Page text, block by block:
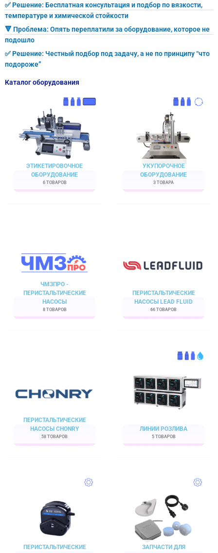
✅ Решение: Бесплатная консультация и подбор по вязкости,
температуре и химической стойкости
🔻 Проблема: Опять переплатили за оборудование, которое не
подошло
✅ Решение: Честный подбор под задачу, а не по принципу “что
подороже”
Каталог оборудования
ЭТИКЕТИРОВОЧНОЕ
ОБОРУДОВАНИЕ
6 ТОВАРОВ
УКУПОРОЧНОЕ
ОБОРУДОВАНИЕ
3 ТОВАРА
ЧМЗПРО -
ПЕРИСТАЛЬТИЧЕСКИЕ
НАСОСЫ
8 ТОВАРОВ
ПЕРИСТАЛЬТИЧЕСКИЕ
НАСОСЫ LEAD FLUID
66 ТОВАРОВ
ПЕРИСТАЛЬТИЧЕСКИЕ
НАСОСЫ CHONRY
58 ТОВАРОВ
ЛИНИИ РОЗЛИВА
5 ТОВАРОВ
ПЕРИСТАЛЬТИЧЕСКИЕ
ЗАПЧАСТИ ДЛЯ